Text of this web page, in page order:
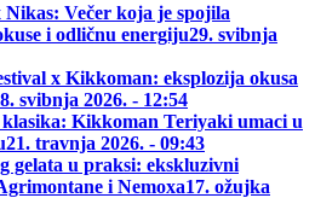
Večer koja je spojila
i odličnu energiju29. svibnja
x Kikkoman: eksplozija okusa
svibnja 2026. - 12:54
Kikkoman Teriyaki umaci u
21. travnja 2026. - 09:43
gelata u praksi: ekskluzivni
i Nemoxa17. ožujka